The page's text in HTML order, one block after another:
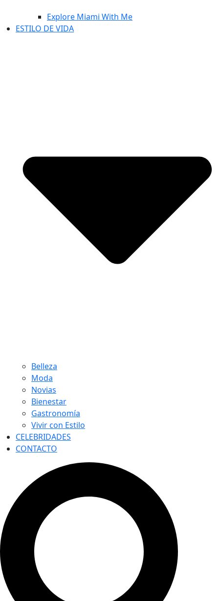
Explore Miami With Me
ESTILO DE VIDA
Belleza
Moda
Novias
Bienestar
Gastronomía
Vivir con Estilo
CELEBRIDADES
CONTACTO